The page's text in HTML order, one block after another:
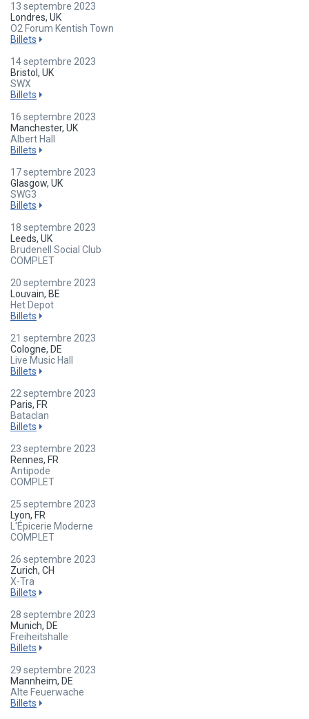
13 septembre 2023
Londres, UK
O2 Forum Kentish Town
Billets
14 septembre 2023
Bristol, UK
SWX
Billets
16 septembre 2023
Manchester, UK
Albert Hall
Billets
17 septembre 2023
Glasgow, UK
SWG3
Billets
18 septembre 2023
Leeds, UK
Brudenell Social Club
COMPLET
20 septembre 2023
Louvain, BE
Het Depot
Billets
21 septembre 2023
Cologne, DE
Live Music Hall
Billets
22 septembre 2023
Paris, FR
Bataclan
Billets
23 septembre 2023
Rennes, FR
Antipode
COMPLET
25 septembre 2023
Lyon, FR
L'Épicerie Moderne
COMPLET
26 septembre 2023
Zurich, CH
X-Tra
Billets
28 septembre 2023
Munich, DE
Freiheitshalle
Billets
29 septembre 2023
Mannheim, DE
Alte Feuerwache
Billets